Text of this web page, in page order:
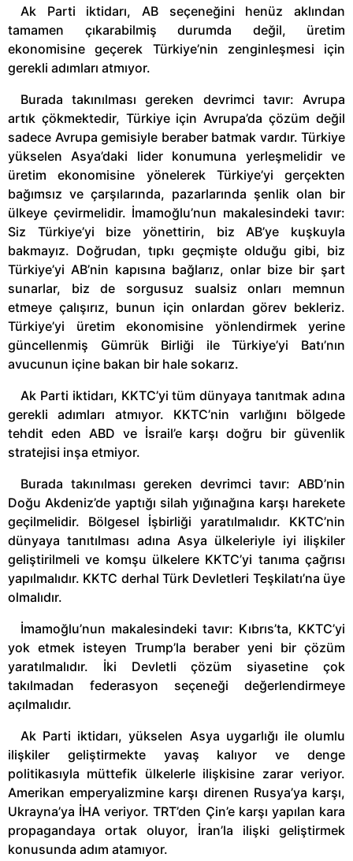
Ak Parti iktidarı, AB seçeneğini henüz aklından
tamamen çıkarabilmiş durumda değil, üretim
ekonomisine geçerek Türkiye’nin zenginleşmesi için
gerekli adımları atmıyor.
Burada takınılması gereken devrimci tavır: Avrupa
artık çökmektedir, Türkiye için Avrupa’da çözüm değil
sadece Avrupa gemisiyle beraber batmak vardır. Türkiye
yükselen Asya’daki lider konumuna yerleşmelidir ve
üretim ekonomisine yönelerek Türkiye’yi gerçekten
bağımsız ve çarşılarında, pazarlarında şenlik olan bir
ülkeye çevirmelidir. İmamoğlu’nun makalesindeki tavır:
Siz Türkiye’yi bize yönettirin, biz AB’ye kuşkuyla
bakmayız. Doğrudan, tıpkı geçmişte olduğu gibi, biz
Türkiye’yi AB’nin kapısına bağlarız, onlar bize bir şart
sunarlar, biz de sorgusuz sualsiz onları memnun
etmeye çalışırız, bunun için onlardan görev bekleriz.
Türkiye’yi üretim ekonomisine yönlendirmek yerine
güncellenmiş Gümrük Birliği ile Türkiye’yi Batı’nın
avucunun içine bakan bir hale sokarız.
Ak Parti iktidarı, KKTC’yi tüm dünyaya tanıtmak adına
gerekli adımları atmıyor. KKTC’nin varlığını bölgede
tehdit eden ABD ve İsrail’e karşı doğru bir güvenlik
stratejisi inşa etmiyor.
Burada takınılması gereken devrimci tavır: ABD’nin
Doğu Akdeniz’de yaptığı silah yığınağına karşı harekete
geçilmelidir. Bölgesel İşbirliği yaratılmalıdır. KKTC’nin
dünyaya tanıtılması adına Asya ülkeleriyle iyi ilişkiler
geliştirilmeli ve komşu ülkelere KKTC’yi tanıma çağrısı
yapılmalıdır. KKTC derhal Türk Devletleri Teşkilatı’na üye
olmalıdır.
İmamoğlu’nun makalesindeki tavır: Kıbrıs’ta, KKTC’yi
yok etmek isteyen Trump’la beraber yeni bir çözüm
yaratılmalıdır. İki Devletli çözüm siyasetine çok
takılmadan federasyon seçeneği değerlendirmeye
açılmalıdır.
Ak Parti iktidarı, yükselen Asya uygarlığı ile olumlu
ilişkiler geliştirmekte yavaş kalıyor ve denge
politikasıyla müttefik ülkelerle ilişkisine zarar veriyor.
Amerikan emperyalizmine karşı direnen Rusya’ya karşı,
Ukrayna’ya İHA veriyor. TRT’den Çin’e karşı yapılan kara
propagandaya ortak oluyor, İran’la ilişki geliştirmek
konusunda adım atamıyor.